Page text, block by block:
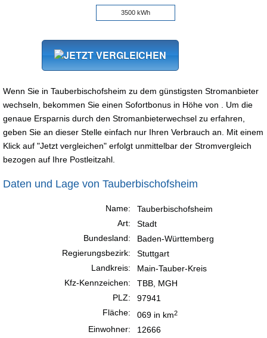
Wenn Sie in Tauberbischofsheim zu dem günstigsten Stromanbieter
wechseln, bekommen Sie einen Sofortbonus in Höhe von . Um die
genaue Ersparnis durch den Stromanbieterwechsel zu erfahren,
geben Sie an dieser Stelle einfach nur Ihren Verbrauch an. Mit einem
Klick auf "Jetzt vergleichen" erfolgt unmittelbar der Stromvergleich
bezogen auf Ihre Postleitzahl.
Daten und Lage von Tauberbischofsheim
Name:
Tauberbischofsheim
Art:
Stadt
Bundesland:
Baden-Württemberg
Regierungsbezirk:
Stuttgart
Landkreis:
Main-Tauber-Kreis
Kfz-Kennzeichen:
TBB, MGH
PLZ:
97941
Fläche:
069 in km2
Einwohner:
12666